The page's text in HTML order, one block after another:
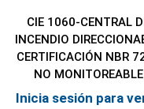
CIE 1060-CENTRAL
INCENDIO
CERTIFICACIÓN NBR
NO MONITOREABLE
Inicia sesión para